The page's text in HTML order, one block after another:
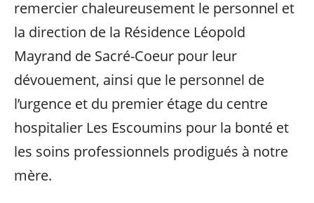
remercier chaleureusement le personnel et
la direction de la Résidence Léopold
Mayrand de Sacré-Coeur pour leur
dévouement, ainsi que le personnel de
l’urgence et du premier étage du centre
hospitalier Les Escoumins pour la bonté et
les soins professionnels prodigués à notre
mère.